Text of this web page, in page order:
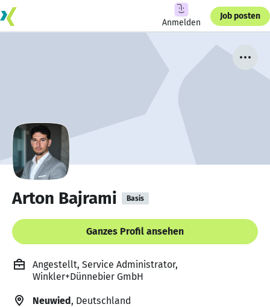
Anmelden
Job posten
Arton Bajrami Basis
Ganzes Profil ansehen
Angestellt, Service Administrator,
Winkler+Dünnebier GmbH
Neuwied, Deutschland